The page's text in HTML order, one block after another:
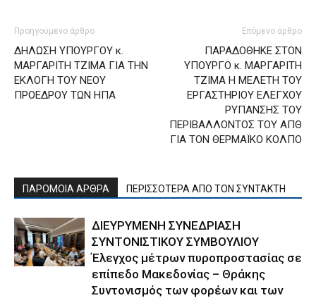
Προηγούμενο άρθρο
ΔΗΛΩΣΗ ΥΠΟΥΡΓΟΥ κ.
ΜΑΡΓΑΡΙΤΗ ΤΖΙΜΑ ΓΙΑ ΤΗΝ
ΕΚΛΟΓΗ ΤΟΥ ΝΕΟΥ
ΠΡΟΕΔΡΟΥ ΤΩΝ ΗΠΑ
Επόμενο άρθρο
ΠΑΡΑΔΟΘΗΚΕ ΣΤΟΝ
ΥΠΟΥΡΓΟ κ. ΜΑΡΓΑΡΙΤΗ
ΤΖΙΜΑ Η ΜΕΛΕΤΗ ΤΟΥ
ΕΡΓΑΣΤΗΡΙΟΥ ΕΛΕΓΧΟΥ
ΡΥΠΑΝΣΗΣ ΤΟΥ
ΠΕΡΙΒΑΛΛΟΝΤΟΣ ΤΟΥ ΑΠΘ
ΓΙΑ ΤΟΝ ΘΕΡΜΑΪΚΟ ΚΟΛΠΟ
ΠΑΡΟΜΟΙΑ ΑΡΘΡΑ ΠΕΡΙΣΣΟΤΕΡΑ ΑΠΟ ΤΟΝ ΣΥΝΤΑΚΤΗ
ΔΙΕΥΡΥΜΕΝΗ ΣΥΝΕΔΡΙΑΣΗ
ΣΥΝΤΟΝΙΣΤΙΚΟΥ ΣΥΜΒΟΥΛΙΟΥ
Έλεγχος μέτρων πυροπροστασίας σε
επίπεδο Μακεδονίας – Θράκης
Συντονισμός των φορέων και των